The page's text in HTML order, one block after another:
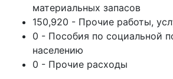
материальных запасов
150,920 - Прочие работы,
0 - Пособия по социальной
населению
0 - Прочие расходы